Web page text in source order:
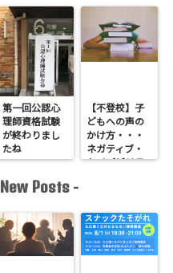
第一回公認心
理師資格試験
が終わりまし
たね
【不登校】子
どもへの声の
かけ方・・・
ネガティブ・
ケイパビリテ
New Posts -